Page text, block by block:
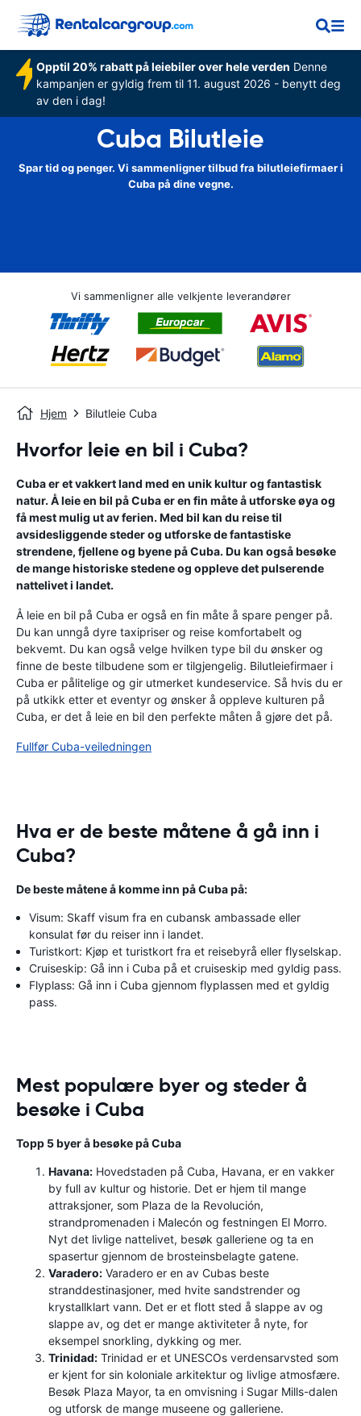
Opptil 20% rabatt på leiebiler over hele verden Denne
kampanjen er gyldig frem til 11. august 2026 - benytt deg
av den i dag!
Cuba Bilutleie
Spar tid og penger. Vi sammenligner tilbud fra bilutleiefirmaer i
Cuba på dine vegne.
Vi sammenligner alle velkjente leverandører
Hjem Bilutleie Cuba
Hvorfor leie en bil i Cuba?
Cuba er et vakkert land med en unik kultur og fantastisk
natur. Å leie en bil på Cuba er en fin måte å utforske øya og
få mest mulig ut av ferien. Med bil kan du reise til
avsidesliggende steder og utforske de fantastiske
strendene, fjellene og byene på Cuba. Du kan også besøke
de mange historiske stedene og oppleve det pulserende
nattelivet i landet.
Å leie en bil på Cuba er også en fin måte å spare penger på.
Du kan unngå dyre taxipriser og reise komfortabelt og
bekvemt. Du kan også velge hvilken type bil du ønsker og
finne de beste tilbudene som er tilgjengelig. Bilutleiefirmaer i
Cuba er pålitelige og gir utmerket kundeservice. Så hvis du er
på utkikk etter et eventyr og ønsker å oppleve kulturen på
Cuba, er det å leie en bil den perfekte måten å gjøre det på.
Fullfør Cuba-veiledningen
Hva er de beste måtene å gå inn i
Cuba?
De beste måtene å komme inn på Cuba på:
Visum: Skaff visum fra en cubansk ambassade eller
konsulat før du reiser inn i landet.
Turistkort: Kjøp et turistkort fra et reisebyrå eller flyselskap.
Cruiseskip: Gå inn i Cuba på et cruiseskip med gyldig pass.
Flyplass: Gå inn i Cuba gjennom flyplassen med et gyldig
pass.
Mest populære byer og steder å
besøke i Cuba
Topp 5 byer å besøke på Cuba
Havana: Hovedstaden på Cuba, Havana, er en vakker
by full av kultur og historie. Det er hjem til mange
attraksjoner, som Plaza de la Revolución,
strandpromenaden i Malecón og festningen El Morro.
Nyt det livlige nattelivet, besøk galleriene og ta en
spasertur gjennom de brosteinsbelagte gatene.
Varadero: Varadero er en av Cubas beste
stranddestinasjoner, med hvite sandstrender og
krystallklart vann. Det er et flott sted å slappe av og
slappe av, og det er mange aktiviteter å nyte, for
eksempel snorkling, dykking og mer.
Trinidad: Trinidad er et UNESCOs verdensarvsted som
er kjent for sin koloniale arkitektur og livlige atmosfære.
Besøk Plaza Mayor, ta en omvisning i Sugar Mills-dalen
og utforsk de mange museene og galleriene.